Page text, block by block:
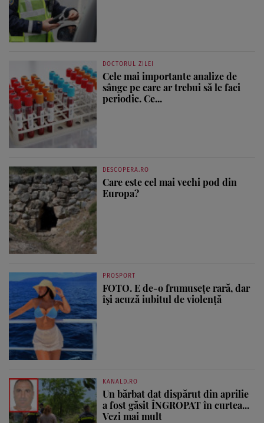
DOCTORUL ZILEI
Cele mai importante analize de
sânge pe care ar trebui să le faci
periodic. Ce...
DESCOPERA.RO
Care este cel mai vechi pod din
Europa?
PROSPORT
FOTO. E de-o frumusețe rară, dar
își acuză iubitul de violență
KANALD.RO
Un bărbat dat dispărut din aprilie
a fost găsit ÎNGROPAT în curtea...
Vezi mai mult